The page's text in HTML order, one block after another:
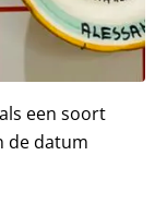
een soort
de datum